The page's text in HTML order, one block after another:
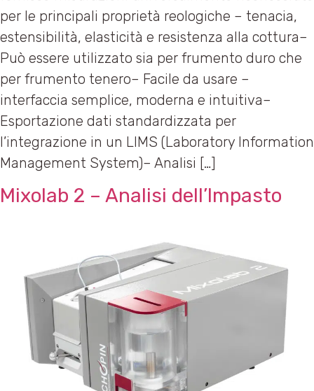
per le principali proprietà reologiche – tenacia,
estensibilità, elasticità e resistenza alla cottura–
Può essere utilizzato sia per frumento duro che
per frumento tenero– Facile da usare –
interfaccia semplice, moderna e intuitiva–
Esportazione dati standardizzata per
l’integrazione in un LIMS (Laboratory Information
Management System)– Analisi […]
Mixolab 2 – Analisi dell’Impasto